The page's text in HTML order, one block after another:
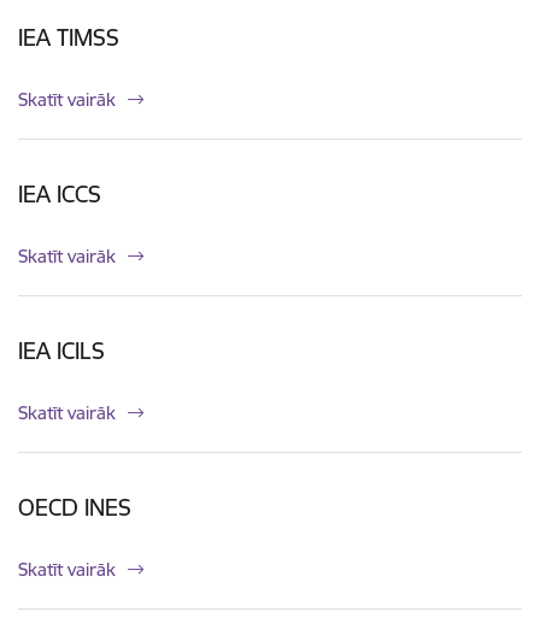
IEA TIMSS
Skatīt vairāk
IEA ICCS
Skatīt vairāk
IEA ICILS
Skatīt vairāk
OECD INES
Skatīt vairāk